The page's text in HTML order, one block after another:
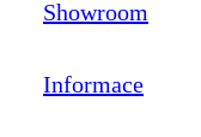
Showroom
Informace